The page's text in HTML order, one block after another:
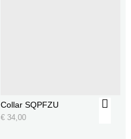
Collar SQPFZU
€ 34,00